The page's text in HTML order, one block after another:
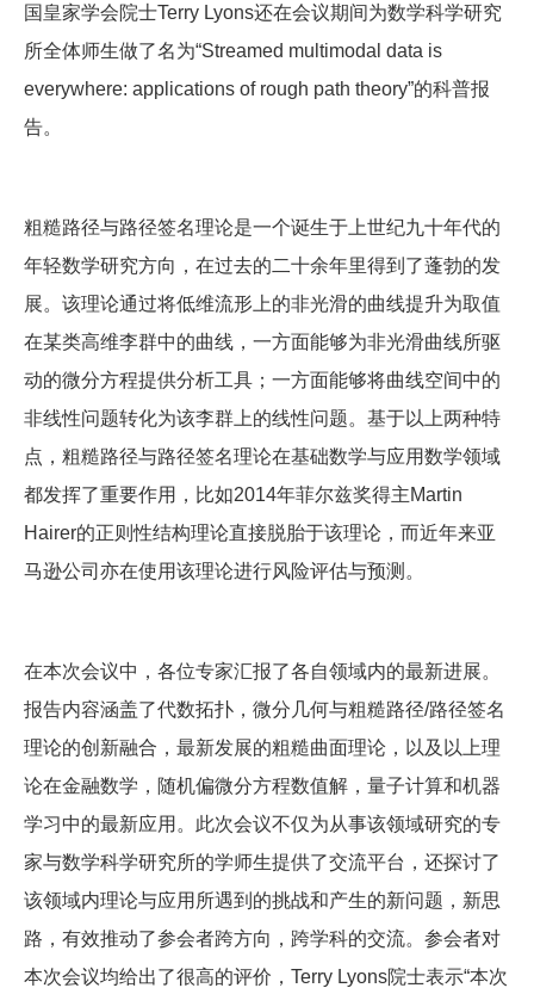
国皇家学会院士Terry Lyons还在会议期间为数学科学研究
所全体师生做了名为“Streamed multimodal data is
everywhere: applications of rough path theory”的科普报
告。
粗糙路径与路径签名理论是一个诞生于上世纪九十年代的
年轻数学研究方向，在过去的二十余年里得到了蓬勃的发
展。该理论通过将低维流形上的非光滑的曲线提升为取值
在某类高维李群中的曲线，一方面能够为非光滑曲线所驱
动的微分方程提供分析工具；一方面能够将曲线空间中的
非线性问题转化为该李群上的线性问题。基于以上两种特
点，粗糙路径与路径签名理论在基础数学与应用数学领域
都发挥了重要作用，比如2014年菲尔兹奖得主Martin
Hairer的正则性结构理论直接脱胎于该理论，而近年来亚
马逊公司亦在使用该理论进行风险评估与预测。
在本次会议中，各位专家汇报了各自领域内的最新进展。
报告内容涵盖了代数拓扑，微分几何与粗糙路径/路径签名
理论的创新融合，最新发展的粗糙曲面理论，以及以上理
论在金融数学，随机偏微分方程数值解，量子计算和机器
学习中的最新应用。此次会议不仅为从事该领域研究的专
家与数学科学研究所的学师生提供了交流平台，还探讨了
该领域内理论与应用所遇到的挑战和产生的新问题，新思
路，有效推动了参会者跨方向，跨学科的交流。参会者对
本次会议均给出了很高的评价，Terry Lyons院士表示“本次